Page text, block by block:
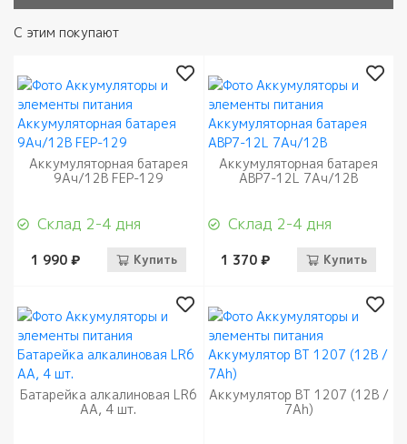
С этим покупают
Аккумуляторная батарея
9Aч/12В FEP-129
Склад 2-4 дня
1 990 ₽ Купить
Аккумуляторная батарея
ABP7-12L 7Aч/12В
Склад 2-4 дня
1 370 ₽ Купить
Батарейка алкалиновая LR6
АА, 4 шт.
Аккумулятор BT 1207 (12В /
7Ah)